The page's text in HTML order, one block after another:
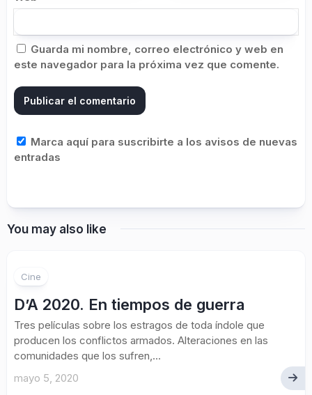
Guarda mi nombre, correo electrónico y web en
este navegador para la próxima vez que comente.
Marca aquí para suscribirte a los avisos de nuevas
entradas
You may also like
Cine
D’A 2020. En tiempos de guerra
Tres películas sobre los estragos de toda índole que
producen los conflictos armados. Alteraciones en las
comunidades que los sufren,...
mayo 5, 2020